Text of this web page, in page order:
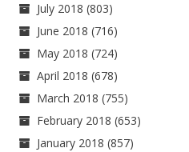
July 2018 (803)
June 2018 (716)
May 2018 (724)
April 2018 (678)
March 2018 (755)
February 2018 (653)
January 2018 (857)